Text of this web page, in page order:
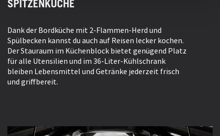
SPITZENKÜCHE
Dank der Bordküche mit 2-Flammen-Herd und
Spülbecken kannst du auch auf Reisen lecker kochen.
Der Stauraum im Küchenblock bietet genügend Platz
für alle Utensilien und im 36-Liter-Kühlschrank
bleiben Lebensmittel und Getränke jederzeit frisch
und griffbereit.